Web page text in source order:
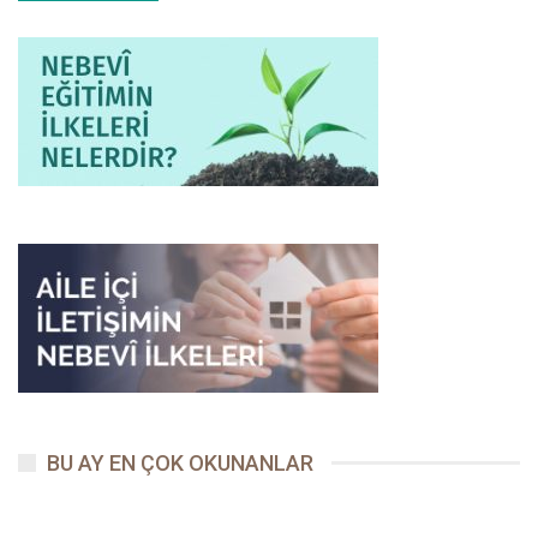
Bekir (radıyallahu anh) geliyordu. Hücre-i Saâdet’in yanına
geldiğinde içeriden kızı Hazreti Âişe’nin yükselen sesini duyunca
irkildi; kızı Âişe (radıyallahu anhâ), canını kurban etmeye hazır
olduğu Resûlullah’ın yanında sesini yükseltiyordu!
Çok canı sıkılmıştı Hazreti Ebû Bekir’in (radıyallahu anh). Bu
girmez Hazreti Âişe’yi bir kenara çekmiş, tehditler savuruyordu!
Hatta bu arada elini de kaldırmış, nasıl olup da huzur-u risâlette
sesini yükselttiğinin hesabını soruyordu ki Resûlullah’ın da bu
manzaraya şahit olduğunu ve kendisine bakıp durduğunu fark
edince çok mahcup oldu; sessizce elini indirdi. Çok utanmış,
yüzü kızarmıştı ve Allah Resûlü’nün mübarek yüzlerine bile
bakan Habîb‑i Kibriyâ Hazretleri, babasından korkup da bir
BU AY EN ÇOK OKUNANLAR